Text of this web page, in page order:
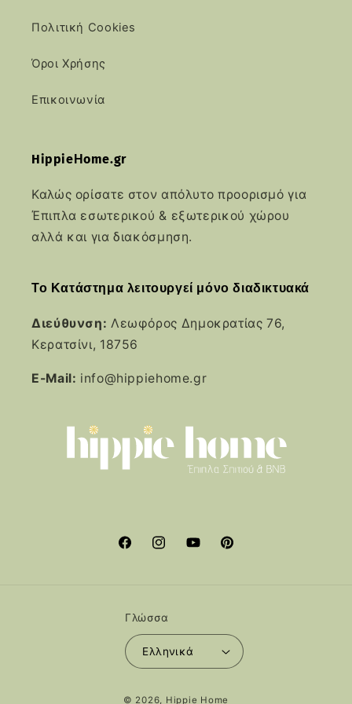
Πολιτική Cookies
Όροι Χρήσης
Επικοινωνία
HippieΗome.gr
Καλώς ορίσατε στον απόλυτο προορισμό για
Έπιπλα εσωτερικού & εξωτερικού χώρου
αλλά και για διακόσμηση.
Το Κατάστημα λειτουργεί μόνο διαδικτυακά
Διεύθυνση: Λεωφόρος Δημοκρατίας 76,
Κερατσίνι, 18756
E-Mail: info@hippiehome.gr
FacebookInstagramYouTubePinterest
Γλώσσα
Ελληνικά
© 2026, Hippie Home